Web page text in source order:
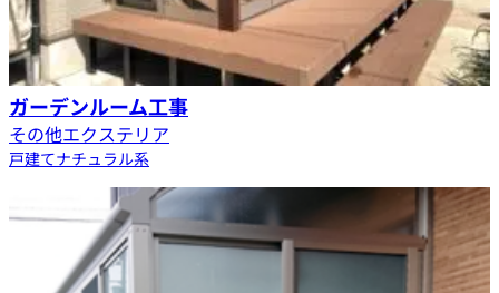
ガーデンルーム工事
その他エクステリア
戸建てナチュラル系